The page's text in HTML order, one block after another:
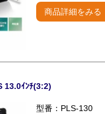
商品詳細をみる
13.0ｲﾝﾁ(3:2)
型番：PLS-130